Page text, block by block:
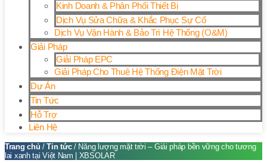
Kinh Doanh & Phân Phối Thiết Bị
Dịch Vụ Sửa Chữa & Khắc Phục Sự Cố
Dịch Vụ Vận Hành & Bảo Trì Hệ Thống (O&M)
Giải Pháp
Giải Pháp EPC
Giải Pháp Cho Thuê Hệ Thống Điện Mặt Trời
Dự Án
Tin Tức
Hỗ Trợ
Liên Hệ
Trang chủ /Tin tức/ Năng lượng mặt trời – Giải pháp bền vững cho tương
lai xanh tại Việt Nam | XBSOLAR